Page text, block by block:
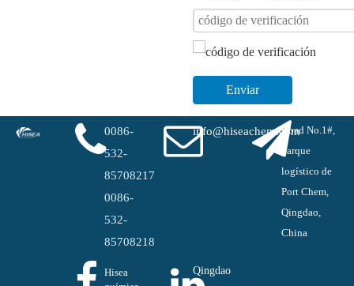
Enviar
0086-
532-
85708217
0086-
532-
85708218
info@hiseachem.comRoad No.1#,
parque
logístico de
Port Chem,
Qingdao,
China
Hisea
Qingdao